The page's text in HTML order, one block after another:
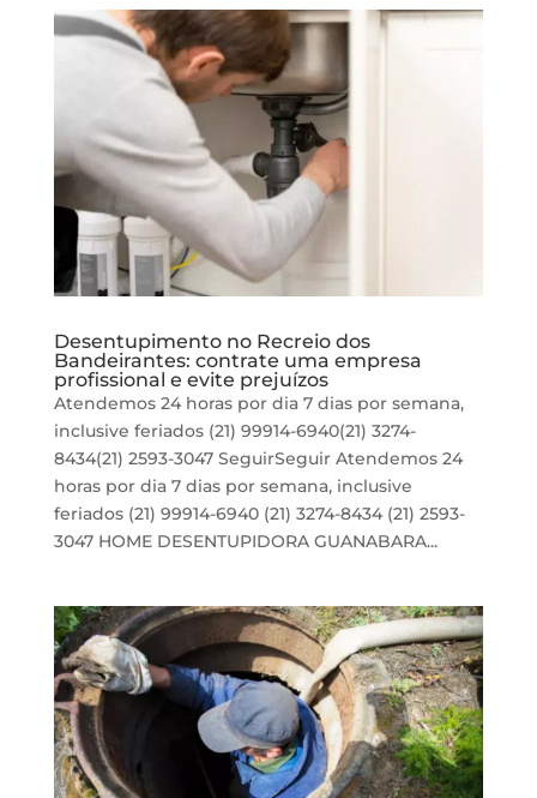
Desentupimento no Recreio dos
Bandeirantes: contrate uma empresa
profissional e evite prejuízos
Atendemos 24 horas por dia 7 dias por semana,
inclusive feriados (21) 99914-6940(21) 3274-
8434(21) 2593-3047 SeguirSeguir Atendemos 24
horas por dia 7 dias por semana, inclusive
feriados (21) 99914-6940 (21) 3274-8434 (21) 2593-
3047 HOME DESENTUPIDORA GUANABARA...